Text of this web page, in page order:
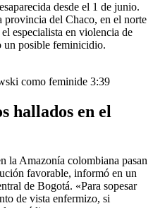
desde el 1 de junio.
provincia del Chaco, en el norte
especialista en violencia de
un posible feminicidio.
como feminide 3:39
hallados en el
la Amazonía colombiana pasan
favorable, informó en un
de Bogotá. «Para sopesar
de vista enfermizo, si